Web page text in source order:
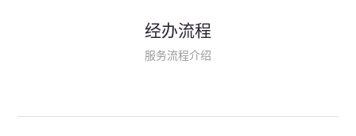
险、政府公共安全责任保险/自然灾害公众责任保险、精神病监护
人责任险、首台套/首版次保险、科技保险等）；（三）传统财产
险产品；（六）保险招投标业务。随着业务的开展，华西经纪会
经办流程
服务流程介绍